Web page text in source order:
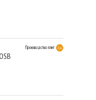
Производство плит